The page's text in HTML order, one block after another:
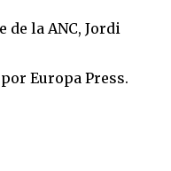
de la ANC, Jordi
Europa Press.